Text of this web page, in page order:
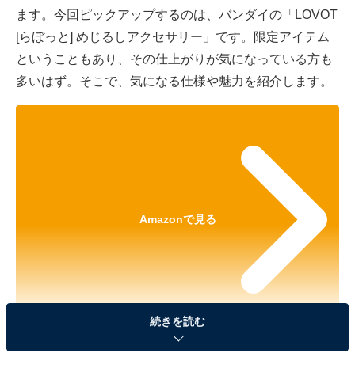
ます。今回ピックアップするのは、バンダイの「LOVOT
[らぼっと] めじるしアクセサリー」です。限定アイテム
ということもあり、その仕上がりが気になっている方も
多いはず。そこで、気になる仕様や魅力を紹介します。
Amazonで見る
※本記事で紹介している商品の購入やサービスの利用により、売上の一部が
続きを読む